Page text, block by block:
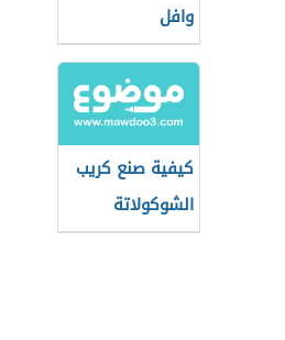
وافل
كيفية صنع كريب
الشوكولاتة